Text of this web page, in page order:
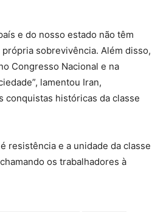
e do nosso estado não têm
sobrevivência. Além disso,
Congresso Nacional e na
lamentou Iran,
conquistas históricas da classe
resistência e a unidade da classe
os trabalhadores à